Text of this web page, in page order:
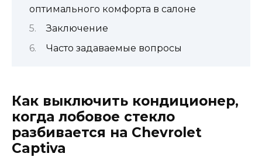
оптимального комфорта в салоне
Заключение
Часто задаваемые вопросы
Как выключить кондиционер,
когда лобовое стекло
разбивается на Chevrolet
Captiva